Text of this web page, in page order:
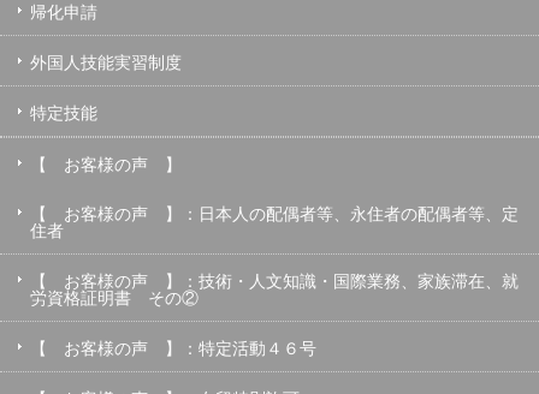
帰化申請
外国人技能実習制度
特定技能
【 お客様の声 】
【 お客様の声 】：日本人の配偶者等、永住者の配偶者等、定
住者
【 お客様の声 】：技術・人文知識・国際業務、家族滞在、就
労資格証明書 その②
【 お客様の声 】：特定活動４６号